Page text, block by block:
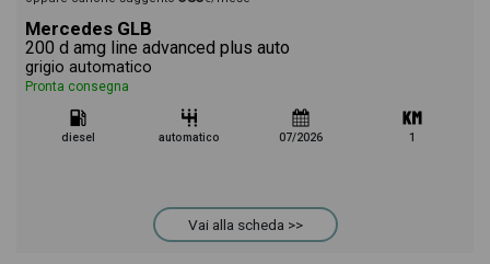
Mercedes GLB
200 d amg line advanced plus auto
grigio automatico
Pronta consegna
diesel automatico 07/2026 1
Vai alla scheda >>